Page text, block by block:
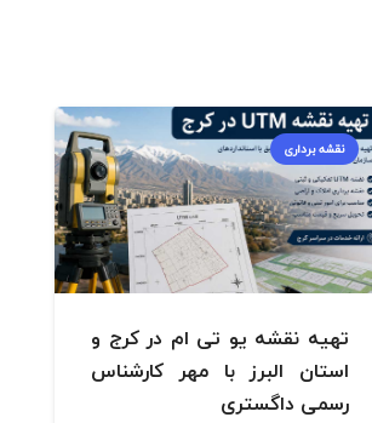
نقشه برداری
تهیه نقشه یو تی ام در کرج و
استان البرز با مهر کارشناس
رسمی داگستری